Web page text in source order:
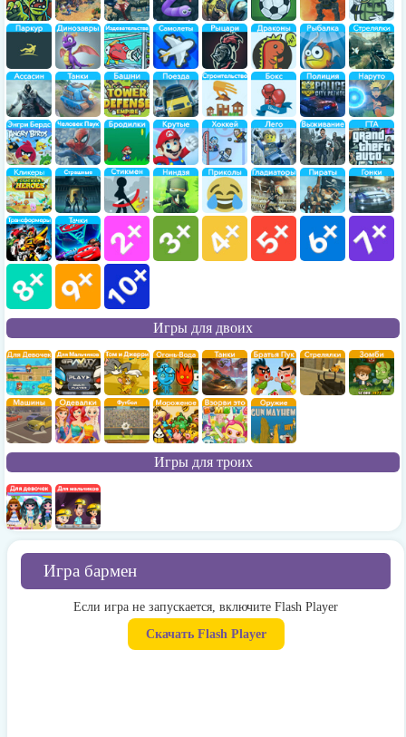
Игры для двоих
Игры для троих
Игра бармен
Если игра не запускается, включите Flash Player
Скачать Flash Player